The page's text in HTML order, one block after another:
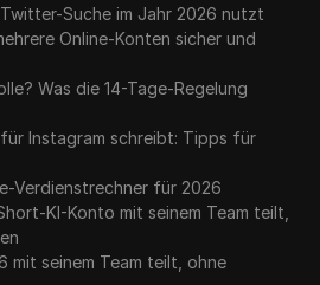
Suche im Jahr 2026 nutzt
Online-Konten sicher und
Was die 14-Tage-Regelung
Instagram schreibt: Tipps für
Verdienstrechner für 2026
KI-Konto mit seinem Team teilt,
mit seinem Team teilt, ohne